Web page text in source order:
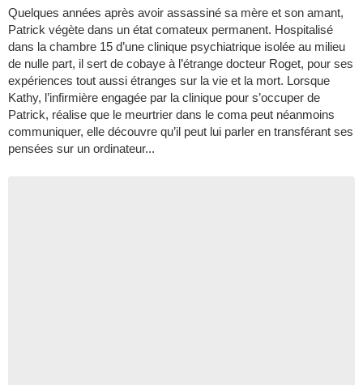
Quelques années après avoir assassiné sa mère et son amant,
Patrick végète dans un état comateux permanent. Hospitalisé
dans la chambre 15 d’une clinique psychiatrique isolée au milieu
de nulle part, il sert de cobaye à l’étrange docteur Roget, pour ses
expériences tout aussi étranges sur la vie et la mort. Lorsque
Kathy, l’infirmière engagée par la clinique pour s’occuper de
Patrick, réalise que le meurtrier dans le coma peut néanmoins
communiquer, elle découvre qu’il peut lui parler en transférant ses
pensées sur un ordinateur...